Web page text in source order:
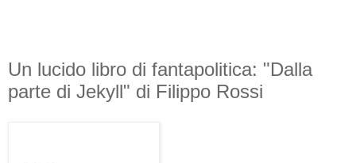
Un lucido libro di fantapolitica: "Dalla
parte di Jekyll" di Filippo Rossi